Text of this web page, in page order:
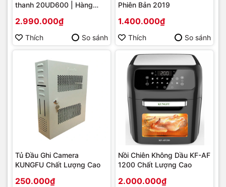
thanh 20UD600 | Hàng
2.990.000₫
Thích So sánh
Phiên Bản 2019
1.400.000₫
Thích So sánh
Tủ Đầu Ghi Camera
KUNGFU Chất Lượng Cao
250.000₫
Nồi Chiên Không Dầu KF-AF
1200 Chất Lượng Cao
2.000.000₫